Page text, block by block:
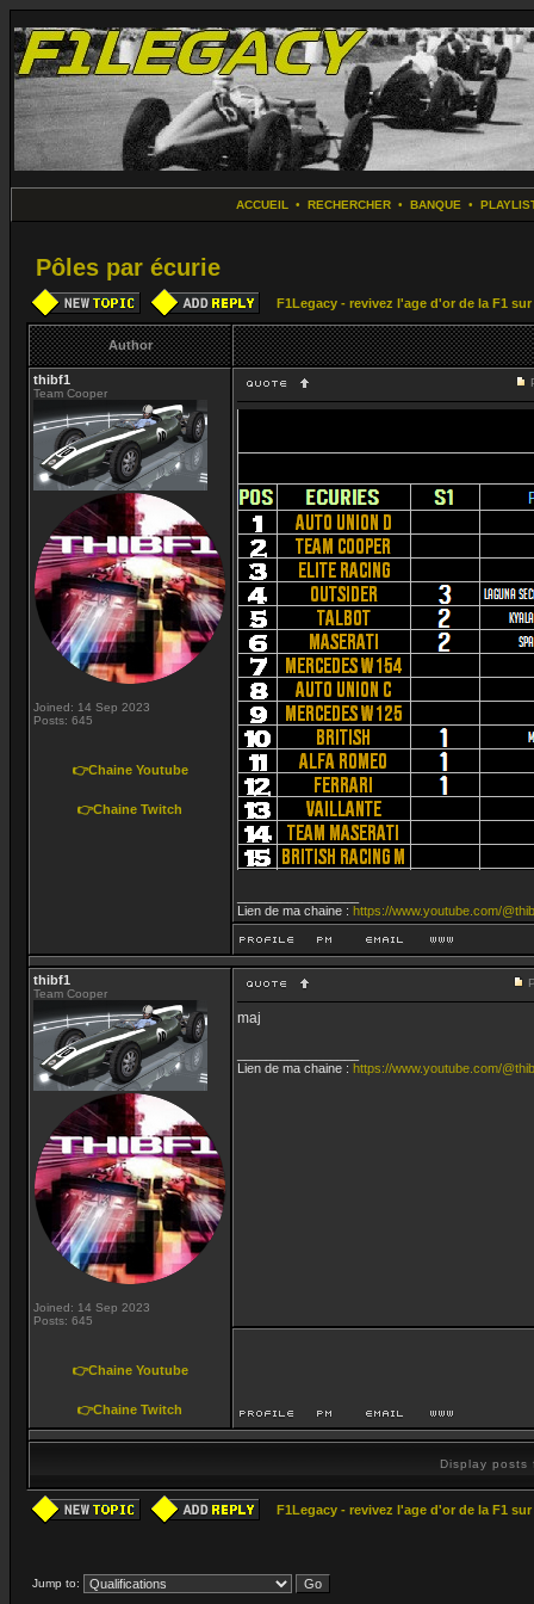
ACCUEIL • RECHERCHER• BANQUE •
Pôles par écurie
F1Legacy - revivez l'age d'or de la F1
Author
thibf1
Team Cooper
Joined: 14 Sep 2023
Posts: 645
👉Chaine Youtube
👉Chaine Twitch
Lien de ma chaine : https://www.youtube.com/
thibf1
Team Cooper
Joined: 14 Sep 2023
Posts: 645
👉Chaine Youtube
👉Chaine Twitch
maj
Lien de ma chaine : https://www.youtube.com/
Display
F1Legacy - revivez l'age d'or de la F1
Jump to: